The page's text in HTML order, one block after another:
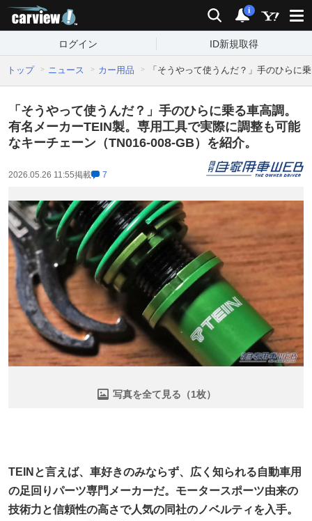
検索 通知
i
ログイン ID新規取得
トップ ニュース カー用品 「そうやって使うんだ？」手のひらに
「そうやって使うんだ？」手のひらに乗る車高調。
有名メーカーTEIN製。専用工具で実際に調整も可能
なキーチェーン（TN016-008-GB）を紹介。
2026.05.26 11:55掲載 7
写真を全て見る（1枚）
TEINと言えば、車好きのみならず、広く知られる自動車用
の足回りパーツ専門メーカーだ。モータースポーツ由来の
技術力と信頼性の高さで人気の同社のノベルティを入手。